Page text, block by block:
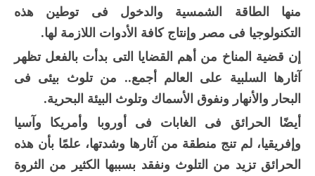
منها الطاقة الشمسية والدخول فى توطين هذه
التكنولوجيا فى مصر وإنتاج كافة الأدوات اللازمة لها.
إن قضية المناخ من أهم القضايا التى بدأت بالفعل تظهر
آثارها السلبية على العالم أجمع.. من تلوث بيئى فى
البحار والأنهار ونفوق الأسماك وتلوث البيئة البحرية.
أيضًا الحرائق فى الغابات فى أوروبا وأمريكا وآسيا
وإفريقيا، لم تنج منطقة من آثارها وشدتها، علمًا بأن هذه
الحرائق تزيد من التلوث ونفقد بسببها الكثير من الثروة